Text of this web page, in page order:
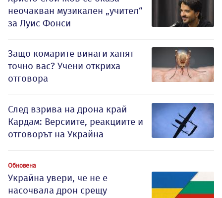
неочакван музикален „учител“
за Луис Фонси
Защо комарите винаги хапят
точно вас? Учени откриха
отговора
След взрива на дрона край
Кардам: Версиите, реакциите и
отговорът на Украйна
Обновена
Украйна увери, че не е
насочвала дрон срещу